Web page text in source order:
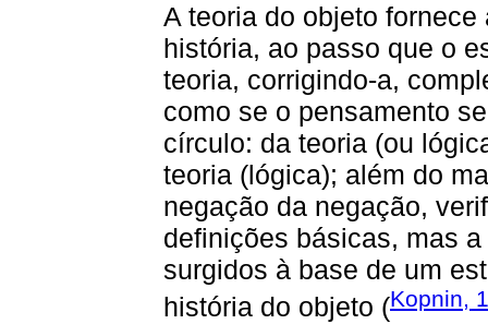
A teoria do objeto
história, ao passo que o
teoria, corrigindo-a,
como se o pensamento
círculo: da teoria (ou
teoria (lógica); além do
negação da negação,
definições básicas, mas
surgidos à base de um
história do objeto (Kopnin,